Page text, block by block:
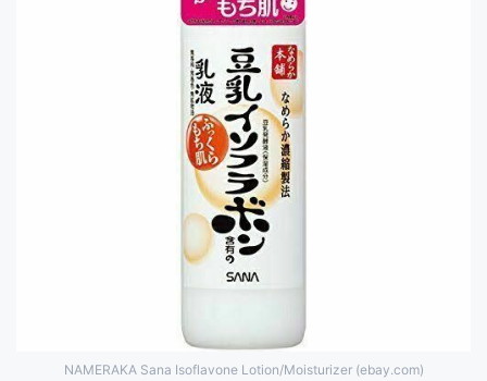
NAMERAKA Sana Isoflavone Lotion/Moisturizer (ebay.com)